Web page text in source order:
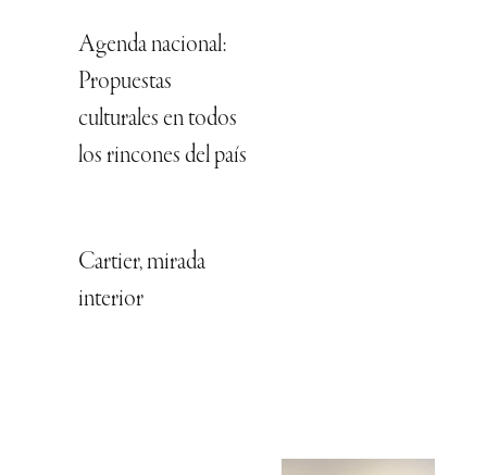
Agenda nacional:
Propuestas
culturales en todos
los rincones del país
Cartier, mirada
interior